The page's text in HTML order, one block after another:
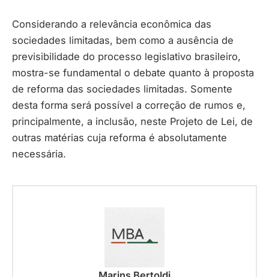
Considerando a relevância econômica das
sociedades limitadas, bem como a ausência de
previsibilidade do processo legislativo brasileiro,
mostra-se fundamental o debate quanto à proposta
de reforma das sociedades limitadas. Somente
desta forma será possível a correção de rumos e,
principalmente, a inclusão, neste Projeto de Lei, de
outras matérias cuja reforma é absolutamente
necessária.